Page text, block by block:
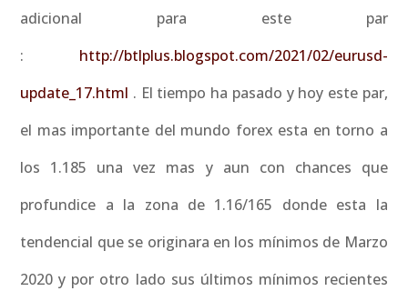
adicional para este par
: http://btlplus.blogspot.com/2021/02/eurusd-
update_17.html . El tiempo ha pasado y hoy este par,
el mas importante del mundo forex esta en torno a
los 1.185 una vez mas y aun con chances que
profundice a la zona de 1.16/165 donde esta la
tendencial que se originara en los mínimos de Marzo
2020 y por otro lado sus últimos mínimos recientes